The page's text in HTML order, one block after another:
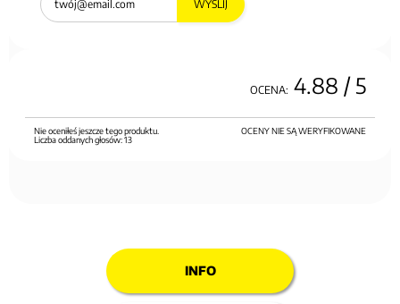
WYŚLIJ
OCENA: 4.88 / 5
OCENY NIE SĄ WERYFIKOWANE
Nie oceniłeś jeszcze tego produktu.
Liczba oddanych głosów:13
INFO